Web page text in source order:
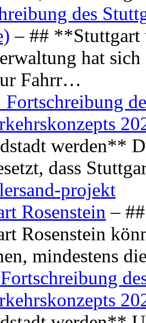
des
– ## **Stuttgart
hat
Fahrr…
werden**
dass
projekt
Rosenstein –
Rosenstein
mindestens